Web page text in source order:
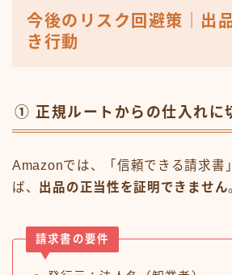
今後のリスク回避策｜出
き行動
① 正規ルートからの仕入れに
Amazonでは、「信頼できる請求書
ば、 出品の正当性を証明できません
請求書の要件